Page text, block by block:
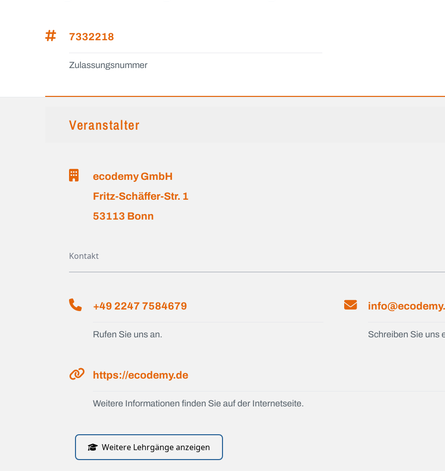
7332218
Zulassungsnummer
Veranstalter
ecodemy GmbH
Fritz-Schäffer-Str. 1
53113 Bonn
Kontakt
+49 2247 7584679
Rufen Sie uns an. Schreiben Sie uns
https://ecodemy.de
Weitere Informationen finden Sie auf der Internetseite.
Weitere Lehrgänge anzeigen